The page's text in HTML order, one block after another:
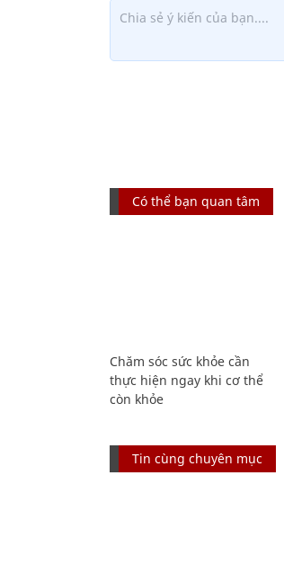
Có thể bạn quan tâm
Chăm sóc sức khỏe cần
thực hiện ngay khi cơ thể
còn khỏe
Tin cùng chuyên mục